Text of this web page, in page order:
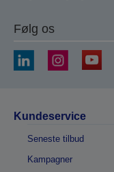
Følg os
Kundeservice
Seneste tilbud
Kampagner